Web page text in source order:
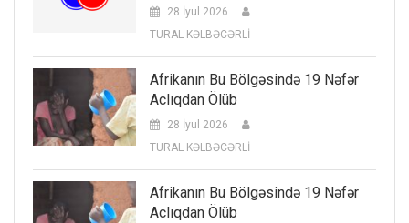
28 İyul 2026
TURAL KƏLBƏCƏRLİ
Afrikanın Bu Bölgəsində 19 Nəfər
Aclıqdan Ölüb
28 İyul 2026
TURAL KƏLBƏCƏRLİ
Afrikanın Bu Bölgəsində 19 Nəfər
Aclıqdan Ölüb